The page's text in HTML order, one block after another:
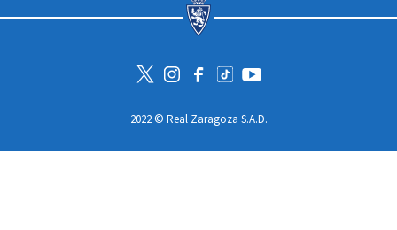
2022 © Real Zaragoza S.A.D.